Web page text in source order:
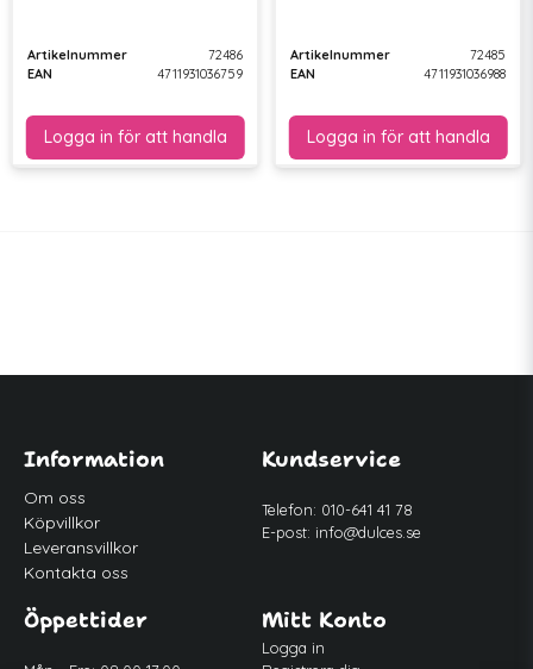
Artikelnummer
72486
EAN
4711931036759
Artikelnummer
72485
EAN
4711931036988
Information
Om oss
Köpvillkor
Leveransvillkor
Kontakta oss
Kundservice
Telefon: 010-641 41 78
E-post: info@dulces.se
Öppettider Mitt Konto
Logga in